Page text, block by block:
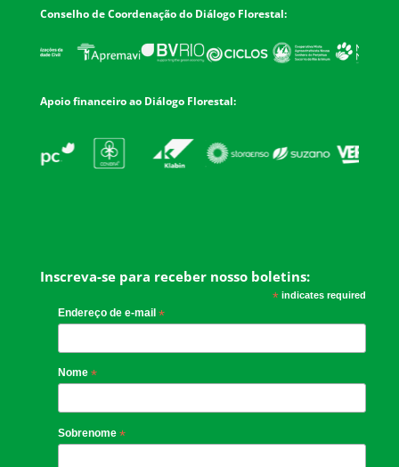
WordPress.org
Conselho de Coordenação do Diálogo Florestal:
Apoio financeiro ao Diálogo Florestal:
Inscreva-se para receber nosso boletins:
*indicates required
Endereço de e-mail *
Nome *
Sobrenome *